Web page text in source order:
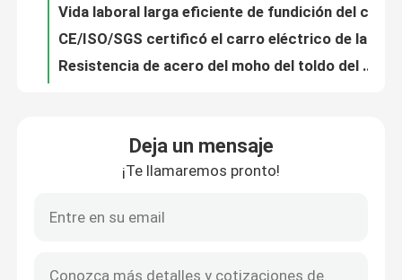
Control de calidad
carro eléctrico de la transferencia
Carro de la transferencia del AGV
Capacidad de carga material de carro de la transferencia de la placa giratoria resistente 1000kg-50000kg
Toldo de acero pre dirigido impermeable del metal de Premanufactured del toldo antioxidante
Carro plano eléctrico 10ton -50ton de la transferencia de Warehouse de la placa giratoria del OEM
Deja un mensaje
¡Te llamaremos pronto!